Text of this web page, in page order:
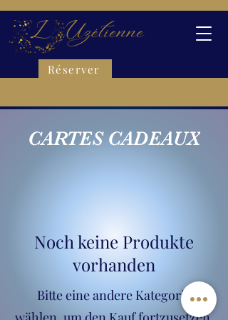
Réserver
CARTES CADEAUX
Noch keine Produkte
vorhanden
Bitte eine andere Kategorie